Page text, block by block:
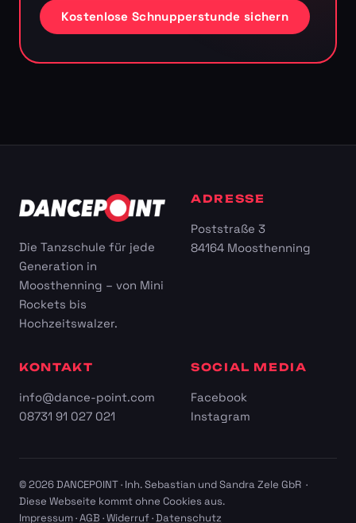
Kostenlose Schnupperstunde sichern
Die Tanzschule für jede
Generation in
Moosthenning – von Mini
Rockets bis
Hochzeitswalzer.
ADRESSE
Poststraße 3
84164 Moosthenning
KONTAKT
info@dance-point.com
08731 91 027 021
SOCIAL MEDIA
Facebook
Instagram
© 2026 DANCEPOINT · Inh. Sebastian und Sandra Zele GbR ·
Diese Webseite kommt ohne Cookies aus.
Impressum·AGB ·Widerruf·Datenschutz